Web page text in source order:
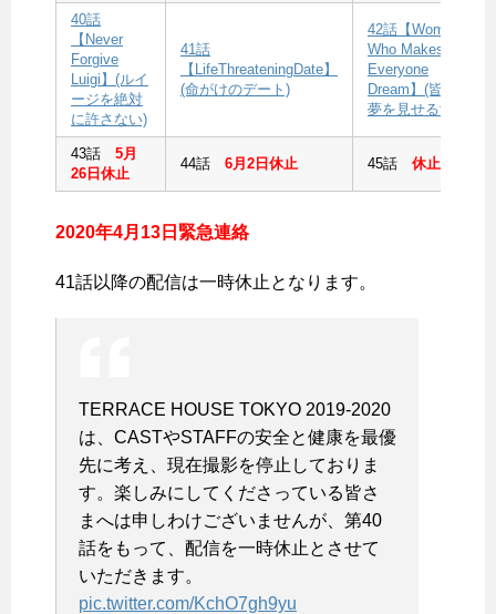
40話
【Never
Forgive
Luigi】(ルイ
ージを絶対
に許さない)
41話
【LifeThreateningDate】
(命がけのデート)
42話【Woman
Who Makes
Everyone
Dream】(皆に
夢を見せる女)
43話 5月
26日休止
44話 6月2日休止 45話 休止
2020年4月13日緊急連絡
41話以降の配信は一時休止となります。
TERRACE HOUSE TOKYO 2019-2020
は、CASTやSTAFFの安全と健康を最優
先に考え、現在撮影を停止しておりま
す。楽しみにしてくださっている皆さ
まへは申しわけございませんが、第40
話をもって、配信を一時休止とさせて
いただきます。
pic.twitter.com/KchO7gh9yu